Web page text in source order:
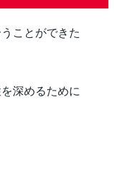
ことができた
深めるために